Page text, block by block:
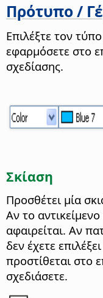
Πρότυπο /
Επιλέξτε τον
εφαρμόσετε στο
σχεδίασης.
Σκίαση
Προσθέτει μία
Αν το
αφαιρείται. Αν
δεν έχετε
προστίθεται στο
σχεδιάσετε.